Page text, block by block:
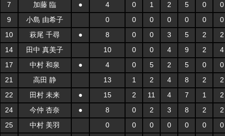
7
加藤 臨 ● 4 0 1 2 5 0
0
9
小島 由希子 0 0 0 0 0 0
0
10
萩尾 千尋 ● 8 0 0 3 5 2
2
14
田中 真美子 10 0 0 4 9 2
4
17
中村 和泉 ● 4 0 5 2 5 0
0
21
高田 静 13 1 2 4 8 2
2
22
田村 未来 ● 15 2 11 4 7 1
2
24
今仲 杏奈 ● 8 0 2 3 8 2
2
25
中村 美羽 0 0 0 0 0 0
0